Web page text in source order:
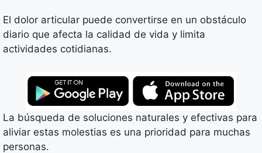
El dolor articular puede convertirse en un obstáculo
diario que afecta la calidad de vida y limita
actividades cotidianas.
La búsqueda de soluciones naturales y efectivas para
aliviar estas molestias es una prioridad para muchas
personas.